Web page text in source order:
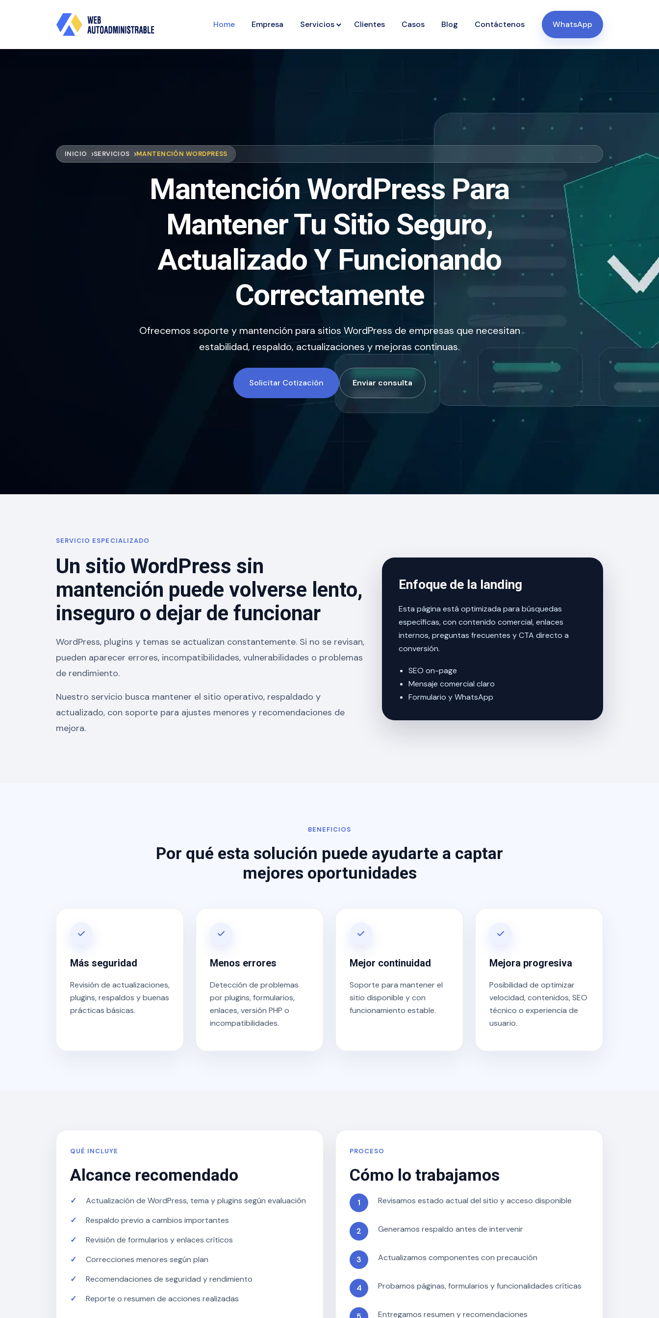
Home Empresa Servicios Clientes Casos Blog Contáctenos WhatsApp
INICIO SERVICIOS MANTENCIÓN WORDPRESS
Mantención WordPress Para
Mantener Tu Sitio Seguro,
Actualizado Y Funcionando
Correctamente
Ofrecemos soporte y mantención para sitios WordPress de empresas que necesitan
estabilidad, respaldo, actualizaciones y mejoras continuas.
Solicitar Cotización Enviar consulta
SERVICIO ESPECIALIZADO
Un sitio WordPress sin
mantención puede volverse lento,
inseguro o dejar de funcionar
WordPress, plugins y temas se actualizan constantemente. Si no se revisan,
pueden aparecer errores, incompatibilidades, vulnerabilidades o problemas
de rendimiento.
Nuestro servicio busca mantener el sitio operativo, respaldado y
actualizado, con soporte para ajustes menores y recomendaciones de
mejora.
Enfoque de la landing
Esta página está optimizada para búsquedas
específicas, con contenido comercial, enlaces
internos, preguntas frecuentes y CTA directo a
conversión.
SEO on-page
Mensaje comercial claro
Formulario y WhatsApp
BENEFICIOS
Por qué esta solución puede ayudarte a captar
mejores oportunidades
Más seguridad
Revisión de actualizaciones,
plugins, respaldos y buenas
prácticas básicas.
Menos errores
Detección de problemas
por plugins, formularios,
enlaces, versión PHP o
incompatibilidades.
Mejor continuidad
Soporte para mantener el
sitio disponible y con
funcionamiento estable.
Mejora progresiva
Posibilidad de optimizar
velocidad, contenidos, SEO
técnico o experiencia de
usuario.
QUÉ INCLUYE
Alcance recomendado
Actualización de WordPress, tema y plugins según evaluación
Respaldo previo a cambios importantes
Revisión de formularios y enlaces críticos
Correcciones menores según plan
Recomendaciones de seguridad y rendimiento
Reporte o resumen de acciones realizadas
PROCESO
Cómo lo trabajamos
Revisamos estado actual del sitio y acceso disponible
Generamos respaldo antes de intervenir
Actualizamos componentes con precaución
Probamos páginas, formularios y funcionalidades críticas
Entregamos resumen y recomendaciones